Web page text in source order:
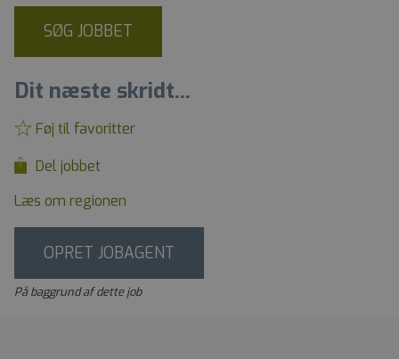
SØG JOBBET
Dit næste skridt...
Føj til favoritter
Del jobbet
Læs om regionen
OPRET JOBAGENT
På baggrund af dette job